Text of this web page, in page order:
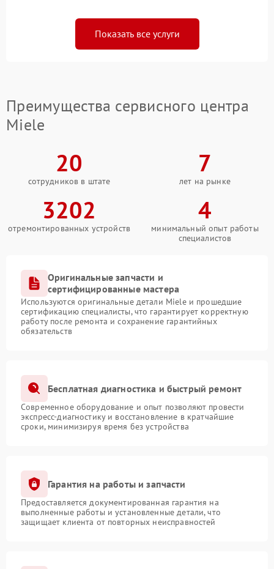
Показать все услуги
Преимущества сервисного центра
Miele
20
сотрудников в штате
7
лет на рынке
3202
отремонтированных устройств
4
минимальный опыт работы
специалистов
Оригинальные запчасти и
сертифицированные мастера
Используются оригинальные детали Miele и прошедшие
сертификацию специалисты, что гарантирует корректную
работу после ремонта и сохранение гарантийных
обязательств
Бесплатная диагностика и быстрый ремонт
Современное оборудование и опыт позволяют провести
экспресс-диагностику и восстановление в кратчайшие
сроки, минимизируя время без устройства
Гарантия на работы и запчасти
Предоставляется документированная гарантия на
выполненные работы и установленные детали, что
защищает клиента от повторных неисправностей